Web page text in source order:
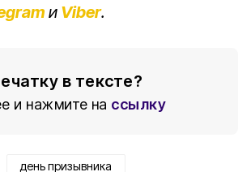
и Viber.
в тексте?
и нажмите на ссылку
день призывника